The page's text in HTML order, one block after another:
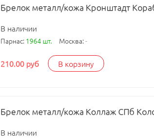
Брелок металл/кожа Кронштадт
В наличии
Парнас: 1964 шт. Москва:-
210.00 руб В корзину
Брелок металл/кожа Коллаж СПб
В наличии